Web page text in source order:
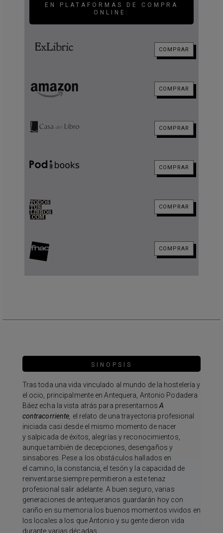
EN PLATAFORMAS DE COMPRA
ONLINE:
COMPRAR
COMPRAR
COMPRAR
COMPRAR
COMPRAR
COMPRAR
SINOPSIS
Tras toda una vida vinculado al mundo de la hostelería y
el ocio, principalmente en Antequera, Antonio Podadera
Báez echa la vista atrás para presentarnosA
contracorriente el relato de una trayectoria profesional
iniciada casi desde el mismo momento de nacer
y salpicada de éxitos, alegrías y reconocimientos,
aunque también de decepciones, desengaños y
sinsabores. Pese a los obstáculos hallados en
el camino, la constancia, el tesón y la capacidad de
reinventarse siempre permitieron a este tenaz
profesional salir adelante. A buen seguro, varias
generaciones de antequeranos guardarán hoy con
cariño en su memoria los buenos momentos vividos en
los locales a los que Antonio y su gente dieron vida
durante varias décadas.